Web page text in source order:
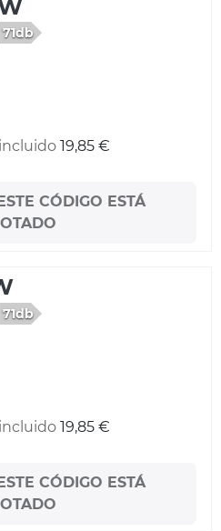
71db
19,85 €
CÓDIGO ESTÁ
71db
19,85 €
CÓDIGO ESTÁ